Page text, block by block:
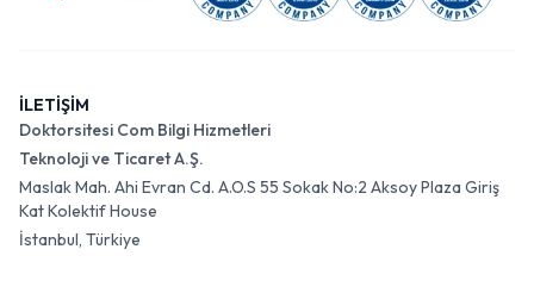
İLETİŞİM
Doktorsitesi Com Bilgi Hizmetleri
Teknoloji ve Ticaret A.Ş.
Maslak Mah. Ahi Evran Cd. A.O.S 55 Sokak No:2 Aksoy Plaza Giriş
Kat Kolektif House
İstanbul, Türkiye